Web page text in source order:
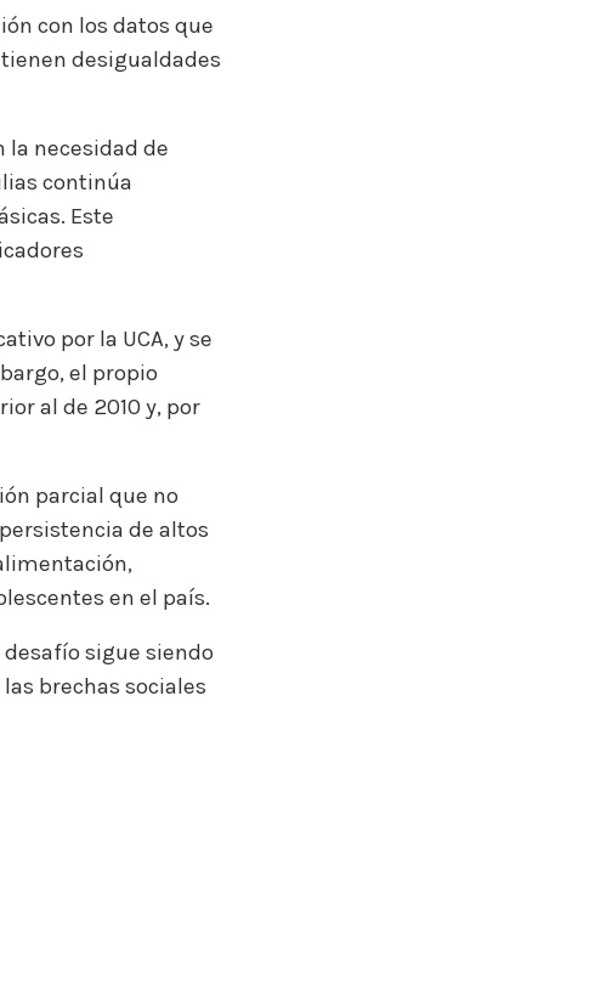
con los datos que
desigualdades
la necesidad de
continúa
Este
por la UCA, y se
el propio
al de 2010 y, por
parcial que no
de altos
en el país.
desafío sigue siendo
brechas sociales